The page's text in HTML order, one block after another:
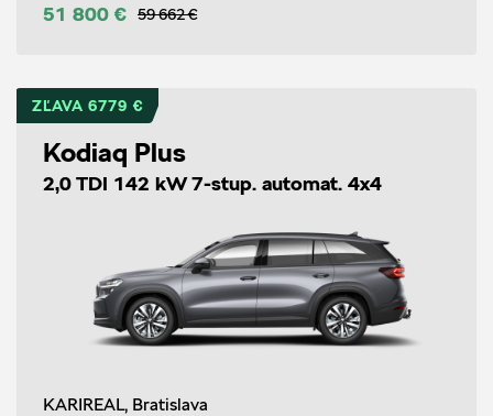
51 800 € 59 662 €
ZĽAVA 6779 €
Kodiaq Plus
2,0 TDI 142 kW 7-stup. automat. 4x4
KARIREAL, Bratislava